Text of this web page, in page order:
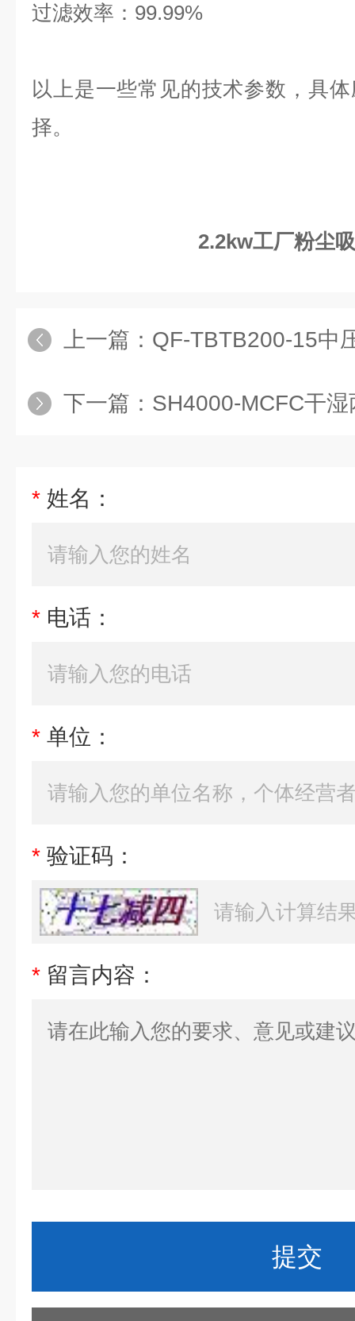
过滤效率： 99.99%
以上是一些常见的技术参数，具
择。
2.2kw工厂粉尘
上一篇： QF-TBTB200-15中
下一篇： SH4000-MCFC干湿两
* 姓名：
* 电话：
* 单位：
* 验证码：
* 留言内容：